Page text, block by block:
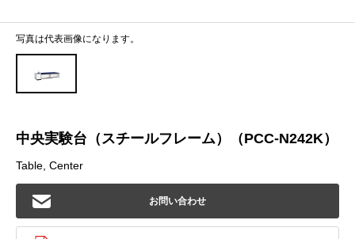
写真は代表画像になります。
中央実験台（スチールフレーム）（PCC-N242K）
Table, Center
お問い合わせ